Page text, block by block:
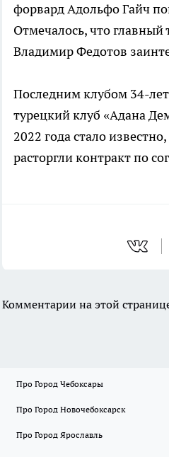
форвард Адольфо Гайч
Отмечалось, что
Владимир Федотов
Последним клубом 34-
турецкий клуб «Адана
2022 года стало
расторгли контракт по
Комментарии на этой
Про Город Чебоксары
Про Город Новочебоксарск
Про Город Ярославль